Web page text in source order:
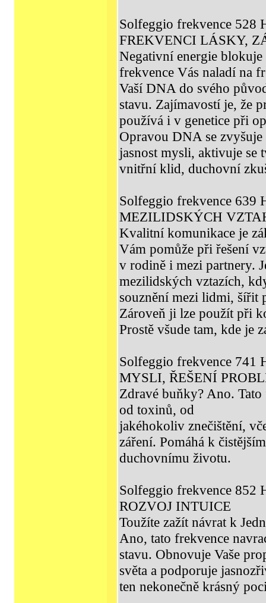
Solfeggio frekvence 528
FREKVENCI LÁSKY,
Negativní energie
frekvence Vás naladí na
Vaší DNA do svého
stavu. Zajímavostí je, že
používá i v genetice při
Opravou DNA se
jasnost mysli, aktivuje
vnitřní klid, duchovní
Solfeggio frekvence
MEZILIDSKÝCH
Kvalitní komunikace je
Vám pomůže při řešení
v rodině i mezi partnery.
mezilidských vztazích,
souznění mezi lidmi, šířit
Zároveň ji lze použít při
Prostě všude tam, kde je
Solfeggio frekvence
MYSLI, ŘEŠENÍ
Zdravé buňky? Ano.
od toxinů, od
jakéhokoliv znečištění,
záření. Pomáhá k
duchovnímu životu.
Solfeggio frekvence
ROZVOJ INTUICE
Toužíte zažít návrat k
Ano, tato frekvence
stavu. Obnovuje Vaše
světa a podporuje
ten nekonečně krásný